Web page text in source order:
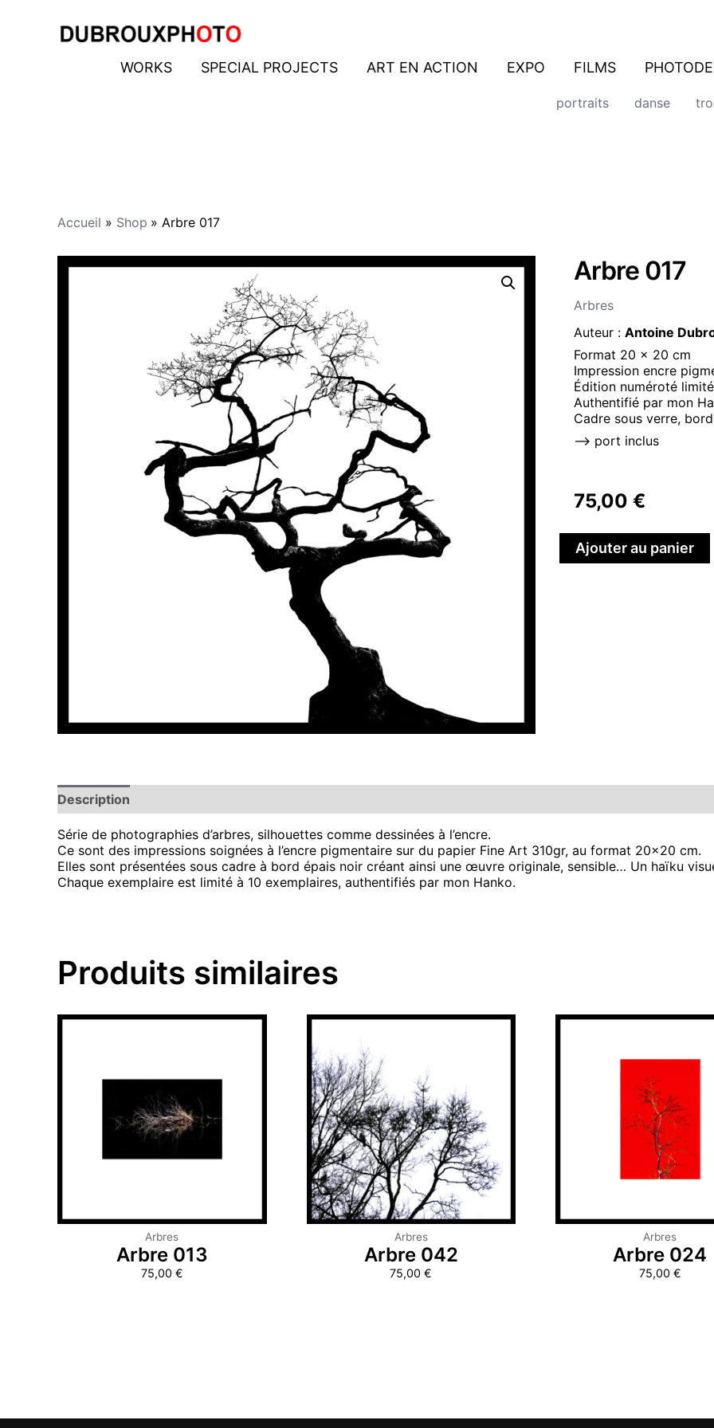
WORKS SPECIAL PROJECTS ART EN ACTION EXPO FILMS
portraits danse
Accueil Shop Arbre 017
Arbre 017
Arbres
Auteur : Antoine
Format 20 x 20 cm
Impression encre
Édition numéroté
Authentifié par mon
Cadre sous verre,
–> port inclus
75,00 €
quantité
de
017
Ajouter au panier
Description
Série de photographies d’arbres, silhouettes comme dessinées à l’encre.
Ce sont des impressions soignées à l’encre pigmentaire sur du papier Fine Art 310gr, au format 20×20 cm.
Elles sont présentées sous cadre à bord épais noir créant ainsi une œuvre originale, sensible… Un haïku
Chaque exemplaire est limité à 10 exemplaires, authentifiés par mon Hanko.
Produits similaires
Arbres
Arbre 013
75,00 €
Arbres
Arbre 042
75,00€
Arbres
Arbre 024
75,00 €